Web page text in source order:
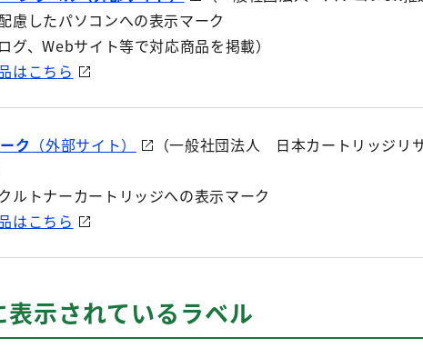
慮したパソコンへの表示マーク
ログ、Webサイト等で対応商品を掲載）
はこちら
ク （外部サイト）
（一般社団法人 日本カートリッジリ
ルトナーカートリッジへの表示マーク
はこちら
示されているラベル